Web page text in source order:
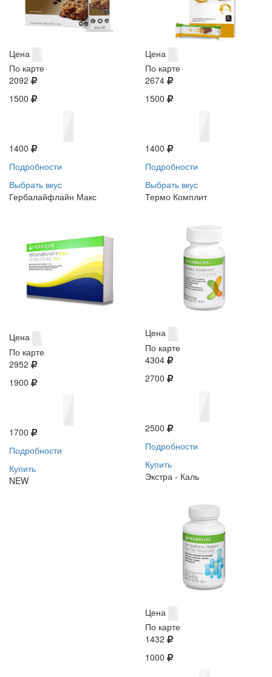
Цена
По карте
2092
1500
1400
Подробности
Выбрать вкус
Цена
По карте
2674
1500
1400
Подробности
Выбрать вкус
Гербалайфлайн Макс
Цена
По карте
2952
1900
1700
Подробности
Купить
NEW
Термо Комплит
Цена
По карте
4304
2700
2500
Подробности
Купить
Экстра - Каль
Цена
По карте
1432
1000